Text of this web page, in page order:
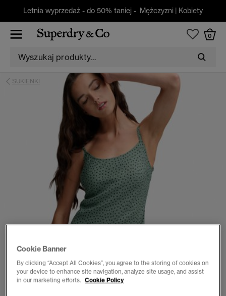
Letnia wyprzedaż - do 50% taniej - Mężczyzni | Kobiety
0
SUKIENKI
Cookie Banner
By clicking “Accept All Cookies”, you agree to the storing of cookies on
your device to enhance site navigation, analyze site usage, and assist
in our marketing efforts. Cookie Policy